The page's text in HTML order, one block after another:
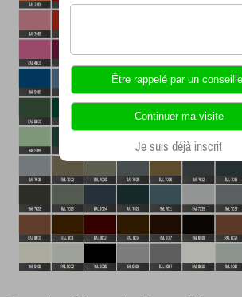
Je suis déjà inscrit